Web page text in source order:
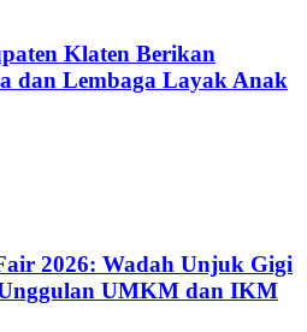
Klaten Berikan
dan Lembaga Layak Anak
2026: Wadah Unjuk Gigi
UMKM dan IKM